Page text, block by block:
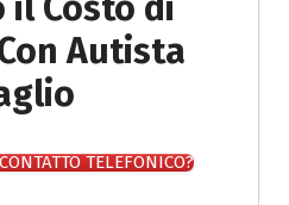
il Costo di
Autista
TELEFONICO?